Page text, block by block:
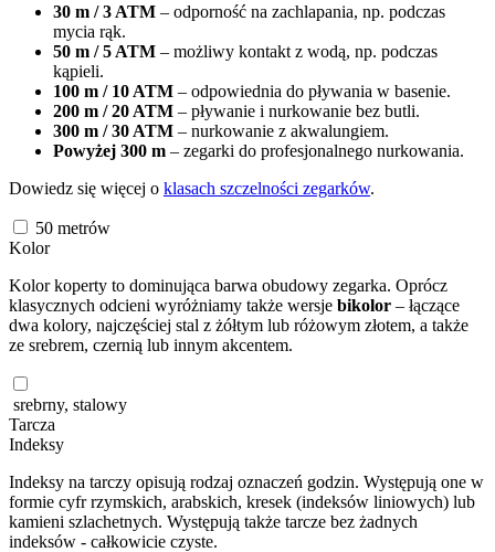
30 m / 3 ATM – odporność na zachlapania, np. podczas
mycia rąk.
50 m / 5 ATM – możliwy kontakt z wodą, np. podczas
kąpieli.
100 m / 10 ATM – odpowiednia do pływania w basenie.
200 m / 20 ATM – pływanie i nurkowanie bez butli.
300 m / 30 ATM – nurkowanie z akwalungiem.
Powyżej 300 m – zegarki do profesjonalnego nurkowania.
Dowiedz się więcej o klasach szczelności zegarków.
50 metrów
Kolor
Kolor koperty to dominująca barwa obudowy zegarka. Oprócz
klasycznych odcieni wyróżniamy także wersje bikolor – łączące
dwa kolory, najczęściej stal z żółtym lub różowym złotem, a także
ze srebrem, czernią lub innym akcentem.
srebrny, stalowy
Tarcza
Indeksy
Indeksy na tarczy opisują rodzaj oznaczeń godzin. Występują one w
formie cyfr rzymskich, arabskich, kresek (indeksów liniowych) lub
kamieni szlachetnych. Występują także tarcze bez żadnych
indeksów - całkowicie czyste.